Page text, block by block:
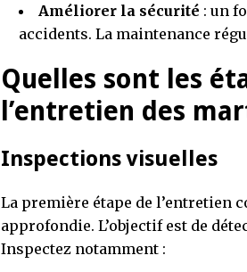
Améliorer la sécurité : un
accidents. La maintenance
Quelles sont les
l’entretien des
Inspections visuelles
La première étape de l’entretien
approfondie. L’objectif est de
Inspectez notamment :